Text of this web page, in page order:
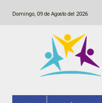
Domingo, 09 de Agosto del 2026